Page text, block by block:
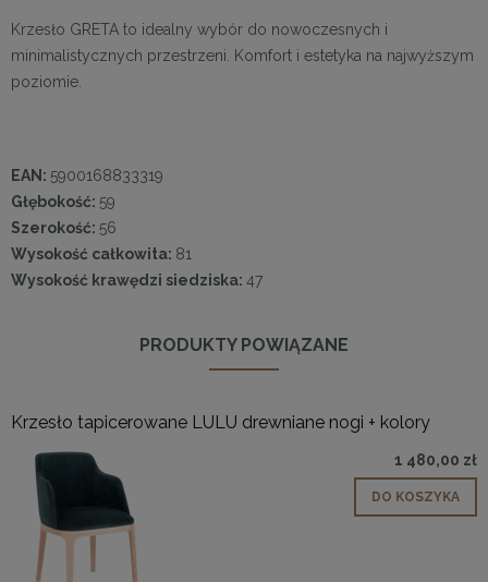
Krzesło GRETA to idealny wybór do nowoczesnych i
minimalistycznych przestrzeni. Komfort i estetyka na najwyższym
poziomie.
EAN: 5900168833319
Głębokość: 59
Szerokość: 56
Wysokość całkowita: 81
Wysokość krawędzi siedziska: 47
PRODUKTY POWIĄZANE
Krzesło tapicerowane LULU drewniane nogi + kolory
1 480,00 zł
DO KOSZYKA